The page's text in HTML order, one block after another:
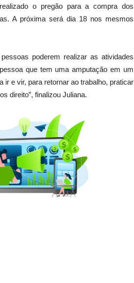
o pregão para a compra dos
A próxima será dia 18 nos mesmos
poderem realizar as atividades
que tem uma amputação em um
e vir, para retornar ao trabalho, praticar
direito”, finalizou Juliana.